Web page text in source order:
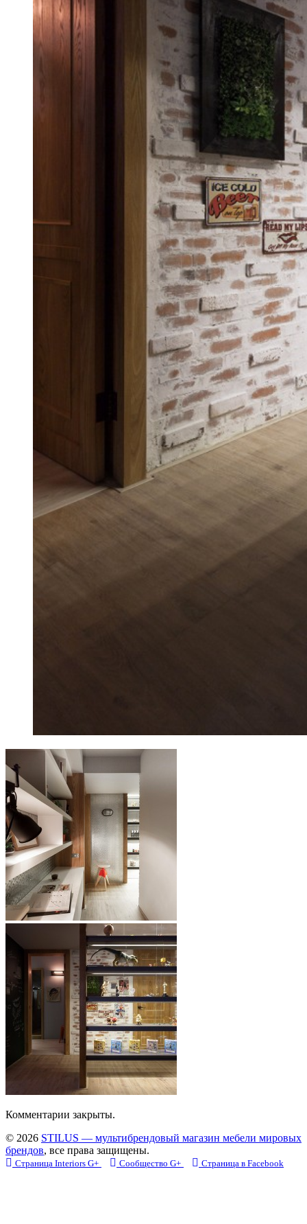
Комментарии закрыты.
© 2026 STILUS — мультибрендовый магазин мебели мировых
брендов, все права защищены.
Страница Interiors G+ Сообщество G+ Страница в Facebook